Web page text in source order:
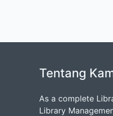
Tentang
As a complete
Library